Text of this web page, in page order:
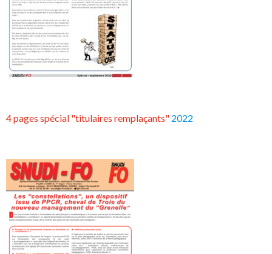
4 pages spécial "titulaires remplaçants" 2022